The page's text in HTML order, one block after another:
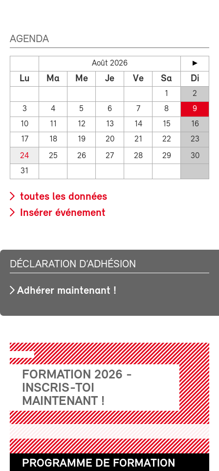
AGENDA
Août 2026
Lu Ma Me Je Ve Sa Di
1
2
3
4 5 6 7 8
9
10
11 12 13 14 15
16
17
18 19 20 21 22
23
24
25 26 27 28 29
30
31
toutes les données
Insérer événement
DÉCLARATION D’ADHÉSION
Adhérer maintenant !
FORMATION 2026 -
INSCRIS-TOI
MAINTENANT !
PROGRAMME DE FORMATION